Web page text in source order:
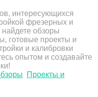
интересующихся
фрезерных и
обзоры
готовые проекты и
и калибровки
опытом и создавайте
Проекты и